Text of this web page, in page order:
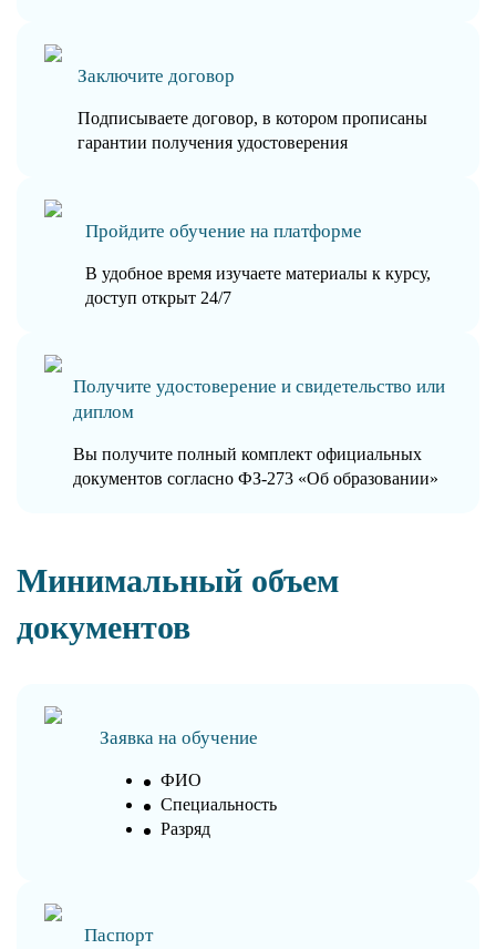
Заключите договор
Подписываете договор, в котором прописаны
гарантии получения удостоверения
Пройдите обучение на платформе
В удобное время изучаете материалы к курсу,
доступ открыт 24/7
Получите удостоверение и свидетельство или
диплом
Вы получите полный комплект официальных
документов согласно ФЗ-273 «Об образовании»
Минимальный объем
документов
Заявка на обучение
ФИО
Специальность
Разряд
Паспорт